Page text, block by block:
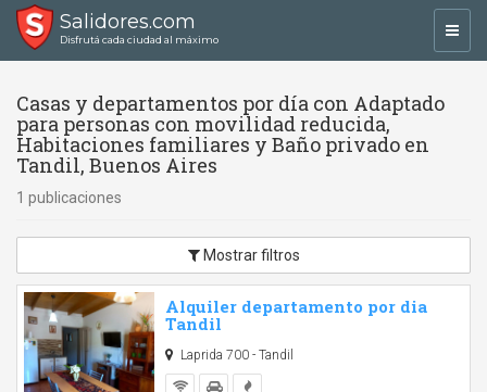
Salidores.com
Disfrutá cada ciudad al máximo
Casas y departamentos por día con Adaptado
para personas con movilidad reducida,
Habitaciones familiares y Baño privado en
Tandil, Buenos Aires
1 publicaciones
Mostrar filtros
Alquiler departamento por dia
Tandil
Laprida 700 - Tandil